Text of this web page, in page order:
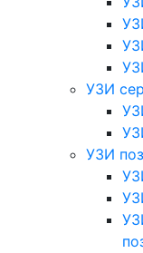
УЗИ
УЗИ